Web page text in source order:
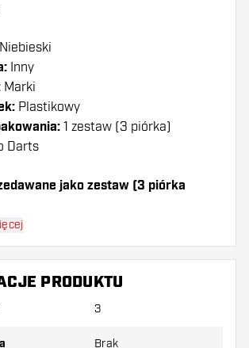
Niebieski
Inny
Marki
Plastikowy
1 zestaw (3 piórka)
Darts
jako zestaw (3 piórka
- Fit AIR Dark Blue Shape mają
Te piórka mogą być używane tylko
Fit.
że masz pod ręką dużo piórek i
PRODUKTU
3
Brak